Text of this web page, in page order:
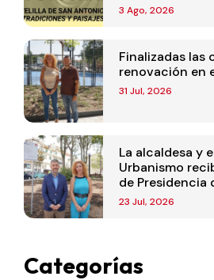
3 Ago, 2026
Finalizadas las
renovación en
31 Jul, 2026
La alcaldesa y
Urbanismo
de Presidencia
de Madrid
23 Jul, 2026
Categorías